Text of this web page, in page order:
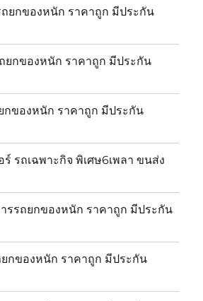
ยกของหนัก ราคาถูก มีประกัน
ยกของหนัก ราคาถูก มีประกัน
กของหนัก ราคาถูก มีประกัน
ร์ รถเฉพาะกิจ พิเศษ6เพลา ขนส่ง
รรถยกของหนัก ราคาถูก มีประกัน
กของหนัก ราคาถูก มีประกัน